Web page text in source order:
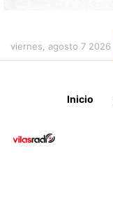
viernes, agosto 7 2026
Inicio